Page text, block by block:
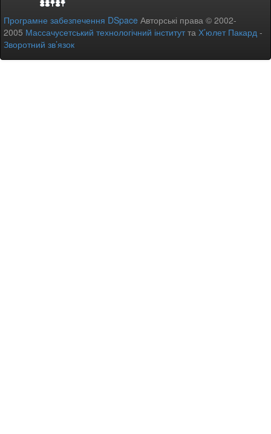
Програмне забезпечення DSpace Авторські права © 2002-
2005 Массачусетський технологічний інститутта Х’юлет Пакард -
Зворотний зв’язок